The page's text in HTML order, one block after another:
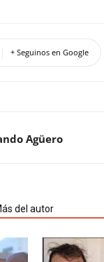
+ Seguinos en Google
Agüero
del autor